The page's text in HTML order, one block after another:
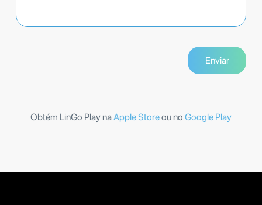
Obtém LinGo Play naApple Storeou no Google Play